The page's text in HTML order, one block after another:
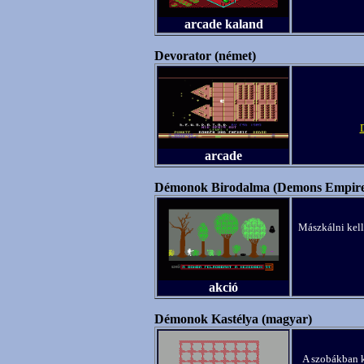
arcade kaland
Devorator (német)
arcade
Démonok Birodalma (Demons
akció
Mászkálni
Démonok Kastélya (magyar)
A szobákban